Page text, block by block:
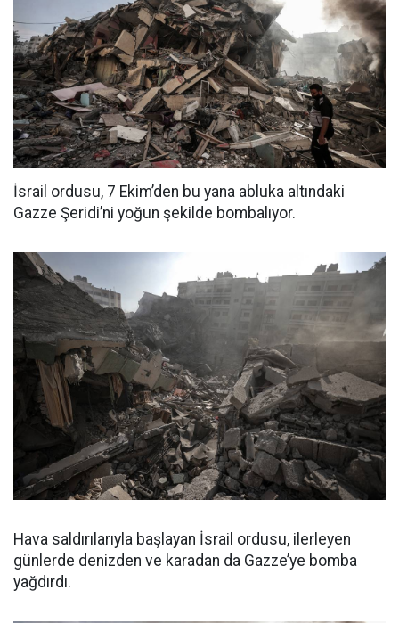
İsrail ordusu, 7 Ekim’den bu yana abluka altındaki
Gazze Şeridi’ni yoğun şekilde bombalıyor.
Hava saldırılarıyla başlayan İsrail ordusu, ilerleyen
günlerde denizden ve karadan da Gazze’ye bomba
yağdırdı.